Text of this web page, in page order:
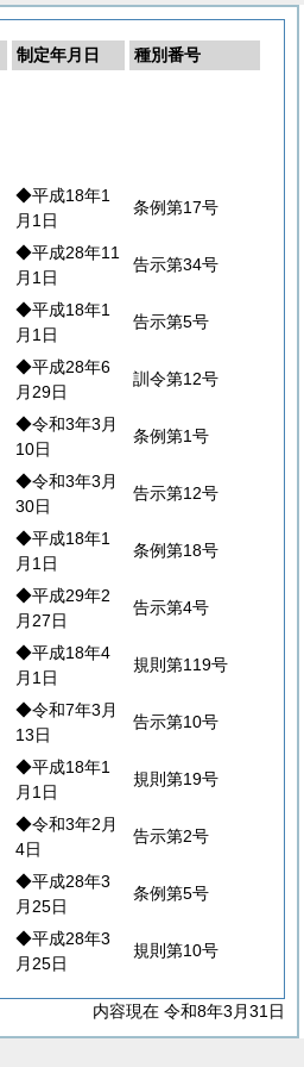
制定年月日
種別番号
◆平成18年1
月1日
条例第17号
◆平成28年11
月1日
告示第34号
◆平成18年1
月1日
告示第5号
◆平成28年6
月29日
訓令第12号
◆令和3年3月
10日
条例第1号
◆令和3年3月
30日
告示第12号
◆平成18年1
月1日
条例第18号
◆平成29年2
月27日
告示第4号
◆平成18年4
月1日
規則第119号
◆令和7年3月
13日
告示第10号
◆平成18年1
月1日
規則第19号
◆令和3年2月
4日
告示第2号
◆平成28年3
月25日
条例第5号
◆平成28年3
月25日
規則第10号
内容現在 令和8年3月31日